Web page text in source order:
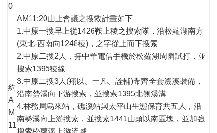
0
約
A
M
11
AM11:20山上會議之搜救計畫如下
1.中原一搜早上從1426鞍上稜之搜索隊，沿松蘿湖南方
(東北-西南向1248稜)，之字從上而下搜索
2.中原二搜2人，持中華電信手機於松蘿湖周圍試打，並
搜索1395稜線
3.中原二搜3人(翔以、一凡、詮輔)帶齊全套溯溪裝備，
沿南勢溪向下游搜索，並搜索1395北側溪溝
4.林務局烏來站，礁溪站與太平山生態保育共五人，沿
南勢溪向上游搜索，並搜索1441山頭以南區塊，並加強
搜索松蘿溪上游流域。